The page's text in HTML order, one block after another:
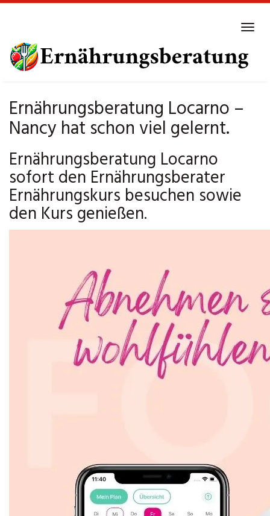
main
content
Ernährungsberatung Locarno –
Nancy hat schon viel gelernt.
Ernährungsberatung Locarno
sofort den Ernährungsberater
Ernährungskurs besuchen sowie
den Kurs genießen.